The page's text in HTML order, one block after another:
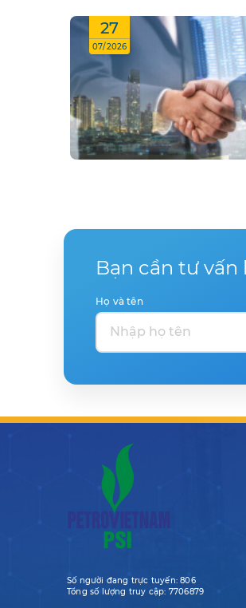
27
07/2026
Bạn cần tư vấn
Họ và tên
Số người đang trực tuyến:806
Tổng số lượng truy cập: 7706879